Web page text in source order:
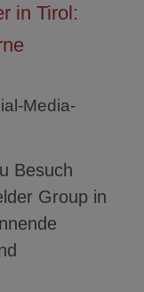
in Tirol:
Media-
Besuch
Group in